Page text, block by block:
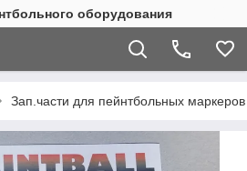
оборудования
Зап.части для пейнтбольных маркеров